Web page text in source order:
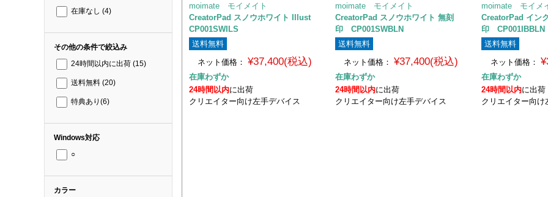
在庫なし (4)
その他の条件で絞込み
24時間以内に出荷 (15)
送料無料 (20)
特典あり (6)
Windows対応
○
カラー
moimate モイメイト
CreatorPad スノウホワイト Illust
CP001SWILS
送料無料
ネット価格：
¥37,400(税込)
在庫わずか
24時間以内に出荷
クリエイター向け左手デバイス
moimate モイメイト
CreatorPad スノウホワイト 無刻
印 CP001SWBLN
送料無料
ネット価格：
¥37,400(税込)
在庫わずか
24時間以内に出荷
クリエイター向け左手デバイス
moimate モイメ
CreatorPad イン
印 CP001IBBLN
送料無料
ネット価格：
在庫わずか
24時間以内に出荷
クリエイター向け